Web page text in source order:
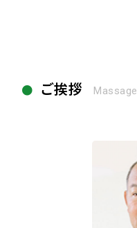
ご挨拶 Massage